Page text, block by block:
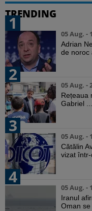
TRENDING
1
05 Aug. -
Adrian
de noroc
2
05 Aug. -
Rețeaua
Gabriel ...
3
05 Aug. -
Cătălin
vizat într-
4
05 Aug. -
Iranul
Oman se